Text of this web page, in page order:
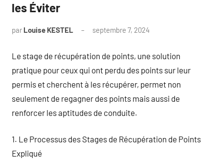
les Éviter
par Louise KESTEL septembre 7, 2024
Le stage de récupération de points, une solution
pratique pour ceux qui ont perdu des points sur leur
permis et cherchent à les récupérer, permet non
seulement de regagner des points mais aussi de
renforcer les aptitudes de conduite.
1. Le Processus des Stages de Récupération de Points
Expliqué